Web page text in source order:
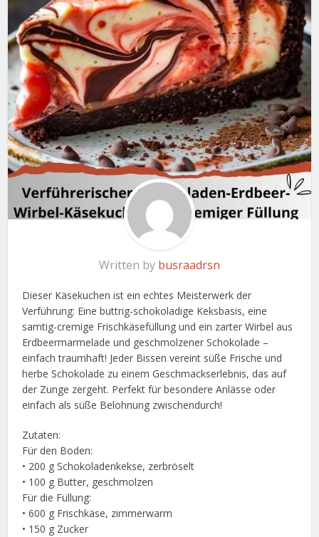
Written by busraadrsn
Dieser Käsekuchen ist ein echtes Meisterwerk der
Verführung: Eine buttrig-schokoladige Keksbasis, eine
samtig-cremige Frischkäsefüllung und ein zarter Wirbel aus
Erdbeermarmelade und geschmolzener Schokolade –
einfach traumhaft! Jeder Bissen vereint süße Frische und
herbe Schokolade zu einem Geschmackserlebnis, das auf
der Zunge zergeht. Perfekt für besondere Anlässe oder
einfach als süße Belohnung zwischendurch!
Zutaten:
Für den Boden:
• 200 g Schokoladenkekse, zerbröselt
• 100 g Butter, geschmolzen
Für die Füllung:
• 600 g Frischkäse, zimmerwarm
• 150 g Zucker